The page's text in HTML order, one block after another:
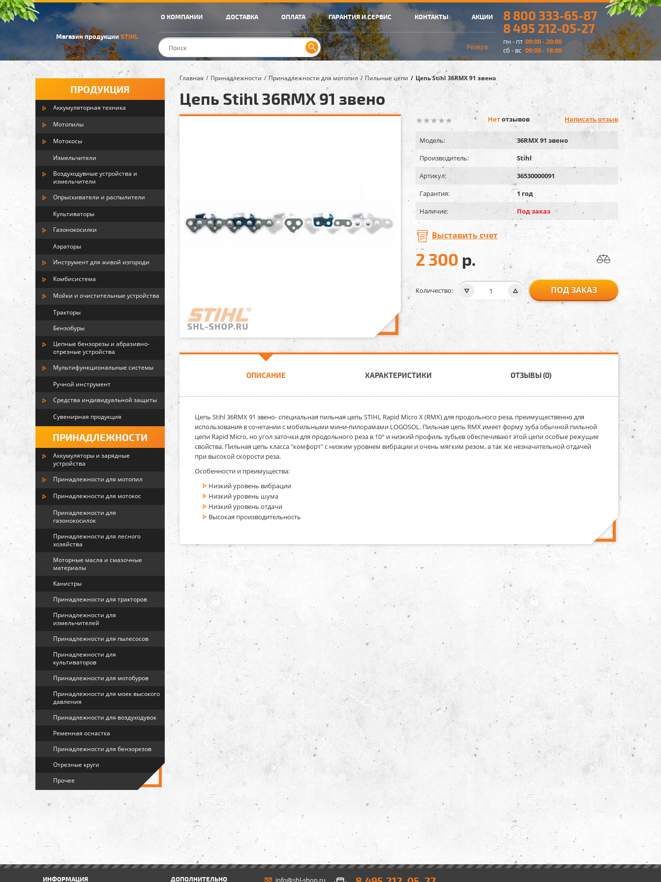
Магазин продукции STIHL
О КОМПАНИИ ДОСТАВКА ОПЛАТА ГАРАНТИЯ И СЕРВИС КОНТАКТЫ АКЦИИ
Резерв
8 800 333-65-87
8 495 212-05-27
пн - пт 09:00 - 20:00
сб - вс 09:00 - 18:00
ПРОДУКЦИЯ
Аккумуляторная техника
Мотопилы
Мотокосы
Измельчители
Воздуходувные устройства и
измельчители
Опрыскиватели и распылители
Культиваторы
Газонокосилки
Аэраторы
Инструмент для живой изгороди
Комбисистема
Мойки и очистительные устройства
Тракторы
Бензобуры
Цепные бензорезы и абразивно-
отрезные устройства
Мультифункциональные системы
Ручной инструмент
Средства индивидуальной защиты
Сувенирная продукция
ПРИНАДЛЕЖНОСТИ
Аккумуляторы и зарядные
устройства
Принадлежности для мотопил
Принадлежности для мотокос
Принадлежности для
газонокосилок
Принадлежности для лесного
хозяйства
Моторные масла и смазочные
материалы
Канистры
Принадлежности для тракторов
Принадлежности для
измельчителей
Принадлежности для пылесосов
Принадлежности для
культиваторов
Принадлежности для мотобуров
Принадлежности для моек высокого
давления
Принадлежности для воздуходувок
Ременная оснастка
Принадлежности для бензорезов
Отрезные круги
Прочее
Главная Принадлежности Принадлежности для мотопил Пильные цепи Цепь Stihl 36RMX 91 звено
Цепь Stihl 36RMX 91 звено
Нетотзывов Написать отзыв
Модель:
36RMX 91 звено
Производитель:
Stihl
Артикул:
36530000091
Гарантия:
1 год
Наличие:
Под заказ
Выставить счет
2 300 р.
Количество: ПОД ЗАКАЗ
ОПИСАНИЕ ХАРАКТЕРИСТИКИ ОТЗЫВЫ (0)
Цепь Stihl 36RMX 91 звено- специальная пильная цепь STIHL Rapid Micro X (RMX) для продольного реза, преимущественно для
использования в сочетании с мобильными мини-пилорамами LOGOSOL. Пильная цепь RMX имеет форму зуба обычной пильной
цепи Rapid Micro, но угол заточки для продольного реза в 10° и низкий профиль зубьев обеспечивают этой цепи особые режущие
свойства. Пильная цепь класса "комфорт" с низким уровнем вибрации и очень мягким резом, а так же незначительной отдачей
при высокой скорости реза.
Особенности и преимущества:
Низкий уровень вибрации
Низкий уровень шума
Низкий уровень отдачи
Высокая производительность
ИНФОРМАЦИЯ ДОПОЛНИТЕЛЬНО info@shl-shop.ru